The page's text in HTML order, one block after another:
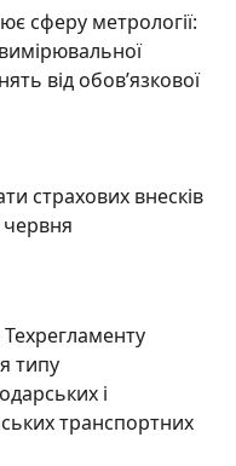
сферу метрології:
від обов’язкової
страхових внесків
типу
і
транспортних